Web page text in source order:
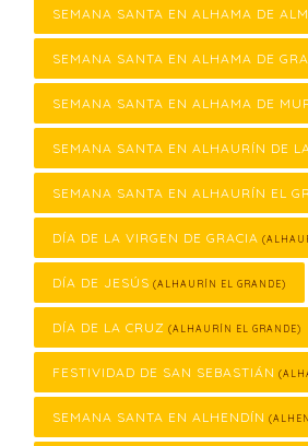
SEMANA SANTA EN ALHAMA DE
SEMANA SANTA EN ALHAMA DE
SEMANA SANTA EN ALHAMA DE
SEMANA SANTA EN ALHAURÍN DE
SEMANA SANTA EN ALHAURÍN EL
DÍA DE LA VIRGEN DE GRACIA
DÍA DE JESÚS (ALHAURÍN EL GRANDE)
DÍA DE LA CRUZ (ALHAURÍN EL GRANDE)
FESTIVIDAD DE SAN SEBASTIÁN
SEMANA SANTA EN ALHENDÍN